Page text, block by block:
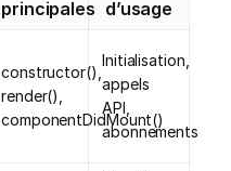
principales d’usage
constructor(),
render(),
componentDidMount()
Initialisation,
appels
API,
abonnements